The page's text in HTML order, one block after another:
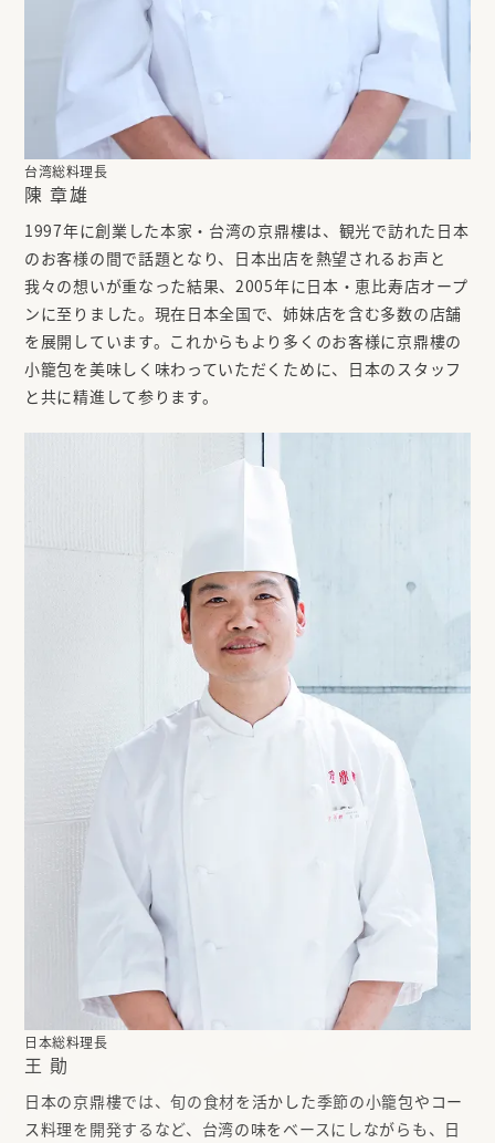
台湾総料理長
陳 章雄
1997年に創業した本家・台湾の京鼎樓は、観光で訪れた日本
のお客様の間で話題となり、日本出店を熱望されるお声と
我々の想いが重なった結果、2005年に日本・恵比寿店オープ
ンに至りました。現在日本全国で、姉妹店を含む多数の店舗
を展開しています。これからもより多くのお客様に京鼎樓の
小籠包を美味しく味わっていただくために、日本のスタッフ
と共に精進して参ります。
日本総料理長
王 勛
日本の京鼎樓では、旬の食材を活かした季節の小籠包やコー
ス料理を開発するなど、台湾の味をベースにしながらも、日